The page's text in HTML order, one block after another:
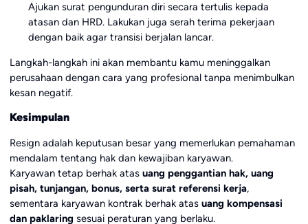
Ajukan surat pengunduran diri secara tertulis kepada
atasan dan HRD. Lakukan juga serah terima pekerjaan
dengan baik agar transisi berjalan lancar.
Langkah-langkah ini akan membantu kamu meninggalkan
perusahaan dengan cara yang profesional tanpa menimbulkan
kesan negatif.
Kesimpulan
Resign adalah keputusan besar yang memerlukan pemahaman
mendalam tentang hak dan kewajiban karyawan.
Karyawan tetap berhak atas uang penggantian hak, uang
pisah, tunjangan, bonus, serta surat referensi kerja,
sementara karyawan kontrak berhak atas uang kompensasi
dan paklaring sesuai peraturan yang berlaku.